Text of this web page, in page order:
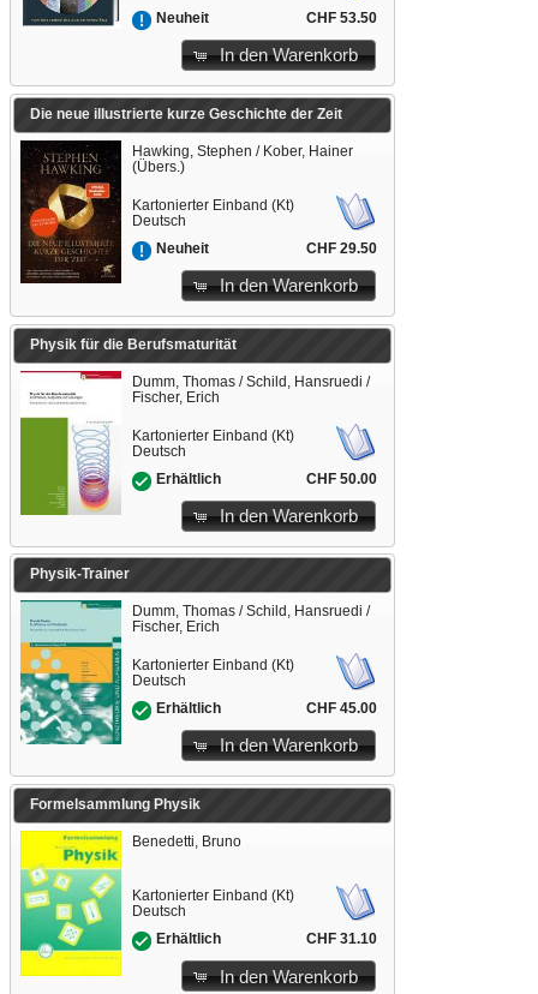
Neuheit
CHF 53.50
In den Warenkorb
Die neue illustrierte kurze Geschichte der Zeit
Hawking, Stephen / Kober, Hainer
(Übers.)
Kartonierter Einband (Kt)
Deutsch
Neuheit
CHF 29.50
In den Warenkorb
Physik für die Berufsmaturität
Dumm, Thomas / Schild, Hansruedi /
Fischer, Erich
Kartonierter Einband (Kt)
Deutsch
Erhältlich
CHF 50.00
In den Warenkorb
Physik-Trainer
Dumm, Thomas / Schild, Hansruedi /
Fischer, Erich
Kartonierter Einband (Kt)
Deutsch
Erhältlich
CHF 45.00
In den Warenkorb
Formelsammlung Physik
Benedetti, Bruno
Kartonierter Einband (Kt)
Deutsch
Erhältlich
CHF 31.10
In den Warenkorb